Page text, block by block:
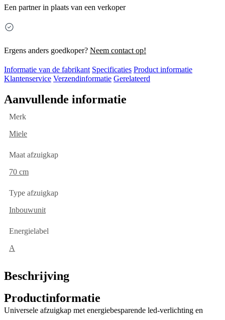
Een partner in plaats van een verkoper
Ergens anders goedkoper? Neem contact op!
Informatie van de fabrikant Specificaties Product informatie
Klantenservice Verzendinformatie Gerelateerd
Aanvullende informatie
Merk
Miele
Maat afzuigkap
70 cm
Type afzuigkap
Inbouwunit
Energielabel
A
Beschrijving
Productinformatie
Universele afzuigkap met energiebesparende led-verlichting en